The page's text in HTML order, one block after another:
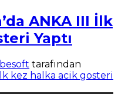
ANKA III İlk
Yaptı
tarafından